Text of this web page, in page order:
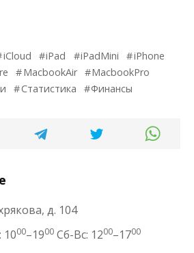
iCloud iPad iPadMini
iPhone
MacbookAir
MacbookPro
Статистика Финансы
д. 104
1000–1900 Сб-Вс: 1200–1700